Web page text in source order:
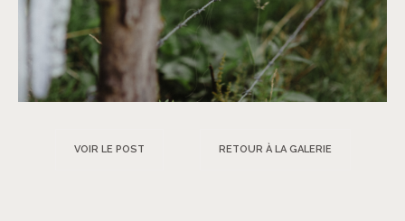
VOIR LE POST RETOUR À LA GALERIE